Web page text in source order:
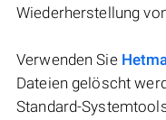
Wiederherstellung
Verwenden Sie
Dateien gelöscht
Standard-